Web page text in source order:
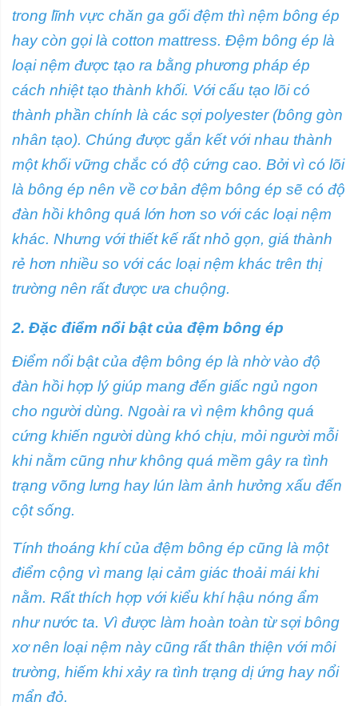
trong lĩnh vực chăn ga gối đệm thì nệm bông ép
hay còn gọi là cotton mattress. Đệm bông ép là
loại nệm được tạo ra bằng phương pháp ép
cách nhiệt tạo thành khối. Với cấu tạo lõi có
thành phần chính là các sợi polyester (bông gòn
nhân tạo). Chúng được gắn kết với nhau thành
một khối vững chắc có độ cứng cao. Bởi vì có lõi
là bông ép nên về cơ bản đệm bông ép sẽ có độ
đàn hồi không quá lớn hơn so với các loại nệm
khác. Nhưng với thiết kế rất nhỏ gọn, giá thành
rẻ hơn nhiều so với các loại nệm khác trên thị
trường nên rất được ưa chuộng.
2. Đặc điểm nổi bật của đệm bông ép
Điểm nổi bật của đệm bông ép là nhờ vào độ
đàn hồi hợp lý giúp mang đến giấc ngủ ngon
cho người dùng. Ngoài ra vì nệm không quá
cứng khiến người dùng khó chịu, mỏi người mỗi
khi nằm cũng như không quá mềm gây ra tình
trạng võng lưng hay lún làm ảnh hưởng xấu đến
cột sống.
Tính thoáng khí của đệm bông ép cũng là một
điểm cộng vì mang lại cảm giác thoải mái khi
nằm. Rất thích hợp với kiểu khí hậu nóng ẩm
như nước ta. Vì được làm hoàn toàn từ sợi bông
xơ nên loại nệm này cũng rất thân thiện với môi
trường, hiếm khi xảy ra tình trạng dị ứng hay nổi
mẩn đỏ.